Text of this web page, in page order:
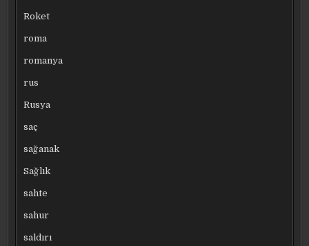
Roket
roma
romanya
rus
Rusya
saç
sağanak
Sağlık
sahte
sahur
saldırı